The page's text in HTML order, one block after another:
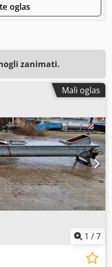
oglas
zanimati.
Mali oglas
1 /7